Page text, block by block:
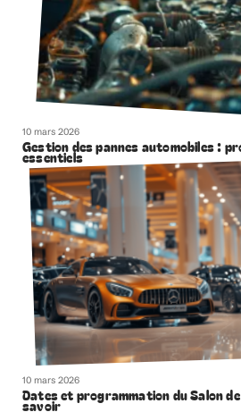
10 mars 2026
Gestion des pannes automobiles :
essentiels
10 mars 2026
Dates et programmation du Salon
savoir